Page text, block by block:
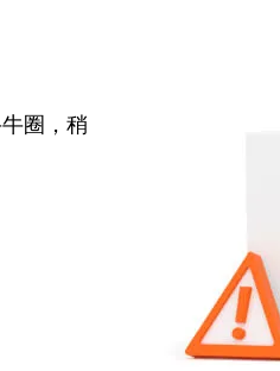
圈，稍